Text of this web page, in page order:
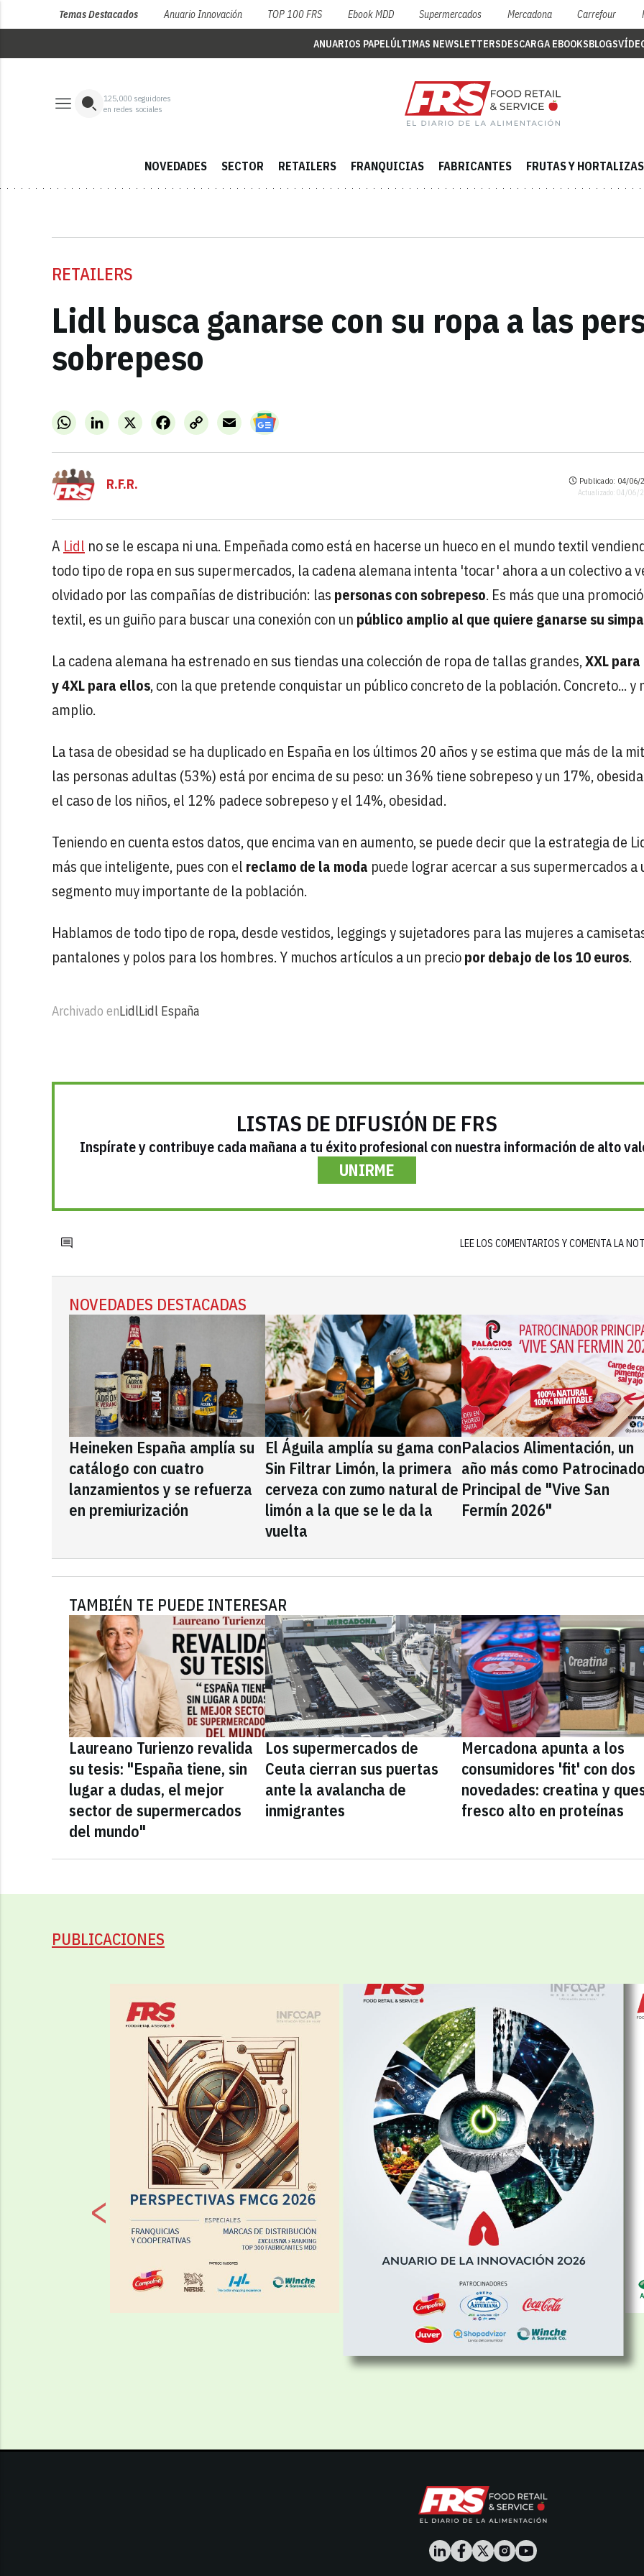
Temas Destacados Anuario Innovación TOP 100 FRS Ebook MDD Supermercados Mercadona Carrefour
ANUARIOS PAPELÚLTIMAS NEWSLETTERSDESCARGA EBOOKSBLOGS
125,000 seguidores
en redes sociales
NOVEDADES SECTOR RETAILERS FRANQUICIAS FABRICANTES FRUTAS Y HORTALIZAS
RETAILERS
Lidl busca ganarse con su ropa a las
sobrepeso
WhatsAppLinkedInX FacebookCopy
Link
Email
R.F.R. Publicado: 04/06/
Actualizado: 04/06/
A Lidl no se le escapa ni una. Empeñada como está en hacerse un hueco en el mundo textil
todo tipo de ropa en sus supermercados, la cadena alemana intenta 'tocar' ahora a un colectivo a
olvidado por las compañías de distribución: las personas con sobrepeso. Es más que una
textil, es un guiño para buscar una conexión con un público amplio al que quiere ganarse su
La cadena alemana ha estrenado en sus tiendas una colección de ropa de tallas grandes,XXL
y 4XL para ellos, con la que pretende conquistar un público concreto de la población. Concreto... y
amplio.
La tasa de obesidad se ha duplicado en España en los últimos 20 años y se estima que más de la
las personas adultas (53%) está por encima de su peso: un 36% tiene sobrepeso y un 17%,
el caso de los niños, el 12% padece sobrepeso y el 14%, obesidad.
Teniendo en cuenta estos datos, que encima van en aumento, se puede decir que la estrategia de
más que inteligente, pues con el reclamo de la moda puede lograr acercar a sus supermercados a
segmento muy importante de la población.
Hablamos de todo tipo de ropa, desde vestidos, leggings y sujetadores para las mujeres a
pantalones y polos para los hombres. Y muchos artículos a un preciopor debajo de los 10 euros.
Archivado enLidlLidl España
LISTAS DE DIFUSIÓN DE FRS
Inspírate y contribuye cada mañana a tu éxito profesional con nuestra información de alto
UNIRME
LEE LOS COMENTARIOS Y COMENTA LA
NOVEDADES DESTACADAS
Heineken España amplía su
catálogo con cuatro
lanzamientos y se refuerza
en premiurización
El Águila amplía su gama con
Sin Filtrar Limón, la primera
cerveza con zumo natural de
limón a la que se le da la
vuelta
Palacios Alimentación, un
año más como
Principal de "Vive San
Fermín 2026"
TAMBIÉN TE PUEDE INTERESAR
Laureano Turienzo revalida
su tesis: "España tiene, sin
lugar a dudas, el mejor
sector de supermercados
del mundo"
Los supermercados de
Ceuta cierran sus puertas
ante la avalancha de
inmigrantes
Mercadona apunta a los
consumidores 'fit' con dos
novedades: creatina y
fresco alto en proteínas
PUBLICACIONES